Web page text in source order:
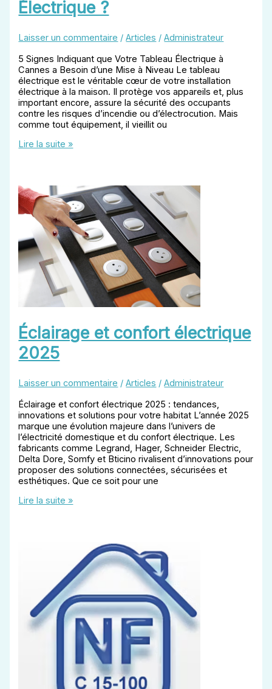
Électrique ?
Laisser un commentaire /Articles /Administrateur
5 Signes Indiquant que Votre Tableau Électrique à
Cannes a Besoin d’une Mise à Niveau Le tableau
électrique est le véritable cœur de votre installation
électrique à la maison. Il protège vos appareils et, plus
important encore, assure la sécurité des occupants
contre les risques d’incendie ou d’électrocution. Mais
comme tout équipement, il vieillit ou
Quand
Électrique
?
Lire la suite »
Éclairage et confort électrique
2025
Laisser un commentaire /Articles /Administrateur
Éclairage et confort électrique 2025 : tendances,
innovations et solutions pour votre habitat L’année 2025
marque une évolution majeure dans l’univers de
l’électricité domestique et du confort électrique. Les
fabricants comme Legrand, Hager, Schneider Electric,
Delta Dore, Somfy et Bticino rivalisent d’innovations pour
proposer des solutions connectées, sécurisées et
esthétiques. Que ce soit pour une
Éclairage
Lire la suite »